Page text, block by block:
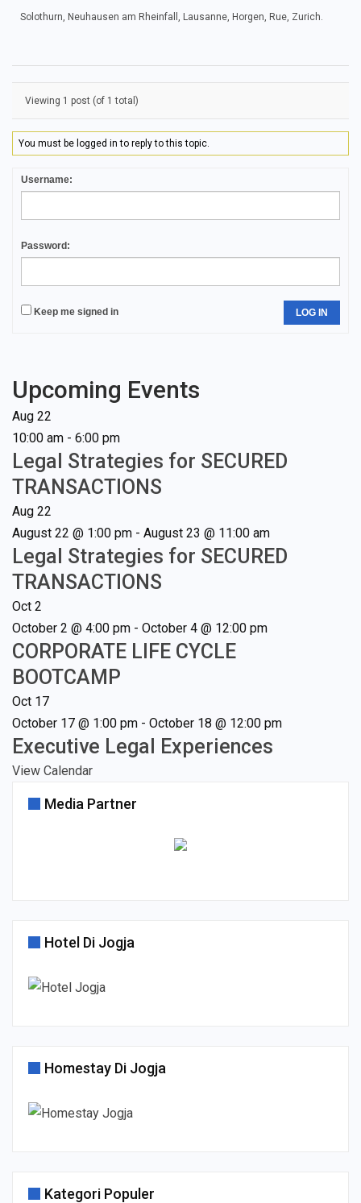
Solothurn, Neuhausen am Rheinfall, Lausanne, Horgen, Rue, Zurich.
Viewing 1 post (of 1 total)
You must be logged in to reply to this topic.
Username:
Password:
Keep me signed in LOG IN
Upcoming Events
Aug 22
10:00 am - 6:00 pm
Legal Strategies for SECURED
TRANSACTIONS
Aug 22
August 22 @ 1:00 pm - August 23 @ 11:00 am
Legal Strategies for SECURED
TRANSACTIONS
Oct 2
October 2 @ 4:00 pm - October 4 @ 12:00 pm
CORPORATE LIFE CYCLE
BOOTCAMP
Oct 17
October 17 @ 1:00 pm - October 18 @ 12:00 pm
Executive Legal Experiences
View Calendar
Media Partner
Hotel Di Jogja
Homestay Di Jogja
Kategori Populer